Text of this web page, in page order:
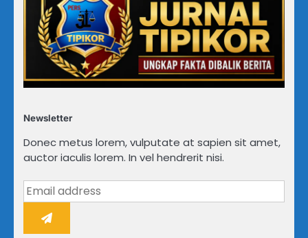
Newsletter
Donec metus lorem, vulputate at sapien sit amet,
auctor iaculis lorem. In vel hendrerit nisi.